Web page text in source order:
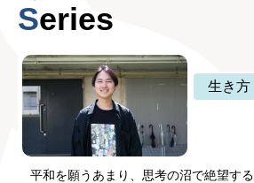
Series
生き方
平和を願うあまり、思考の沼で絶望する